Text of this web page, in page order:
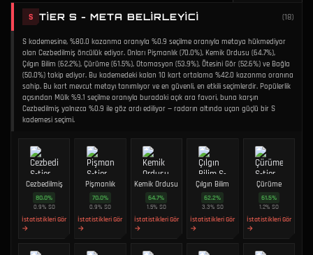
S TIER S - META BELIRLEYICI (18)
S kademesine, %80.0 kazanma oranıyla %0.9 seçilme oranıyla metaya hükmediyor
olan Cezbedilmiş öncülük ediyor. Onları Pişmanlık (70.0%), Kemik Ordusu (64.7%),
Çılgın Bilim (62.2%), Çürüme (61.5%), Otomasyon (53.9%), Ötesini Gör (52.6%) ve Bağla
(50.0%) takip ediyor. Bu kademedeki kalan 10 kart ortalama %42.0 kazanma oranına
sahip. Bu kart mevcut metayı tanımlıyor ve en güvenli, en etkili seçimlerdir. Popülerlik
açısından Mülk %9.1 seçilme oranıyla buradaki açık ara favori, buna karşın
Cezbedilmiş yalnızca %0.9 ile göz ardı ediliyor — radarın altında uçan güçlü bir S
kademesi seçimi.
Cezbedilmiş
80.0%
0.9% SO
İstatistikleri Gör
→
Pişmanlık
70.0%
0.9%SO
İstatistikleri Gör
→
Kemik Ordusu
64.7%
1.5% SO
İstatistikleri Gör
→
Çılgın Bilim
62.2%
3.3% SO
İstatistikleri Gör
→
Çürüme
61.5%
1.2% SO
İstatistikleri Gör
→